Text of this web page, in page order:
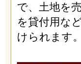
で、土地を
を貸付用な
けられます。